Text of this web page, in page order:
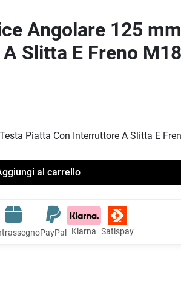
Angolare 125
Slitta E Freno
Piatta Con Interruttore A Slitta E
al carrello
PayPal Klarna Satispay